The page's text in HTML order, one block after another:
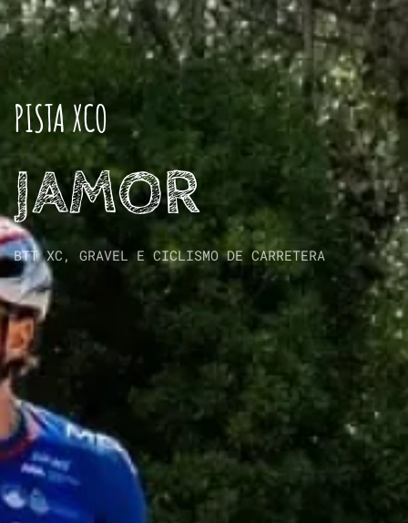
PISTA XCO
JAMOR
BTT XC, GRAVEL E CICLISMO DE CARRETERA